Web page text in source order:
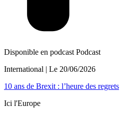
Disponible en podcast Podcast
International | Le 20/06/2026
10 ans de Brexit : l’heure des regrets
Ici l'Europe